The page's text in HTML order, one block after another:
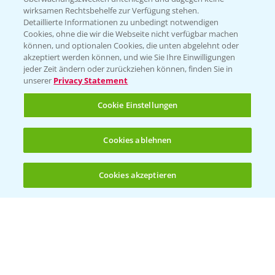
Folgen Sie uns
Allgemeine Nutzungsbedingungen
Datenschutzerklärung
wirksamen Rechtsbehelfe zur Verfügung stehen.
Detaillierte Informationen zu unbedingt notwendigen
Cookies, ohne die wir die Webseite nicht verfügbar machen
können, und optionalen Cookies, die unten abgelehnt oder
akzeptiert werden können, und wie Sie Ihre Einwilligungen
jeder Zeit ändern oder zurückziehen können, finden Sie in
unserer Privacy Statement
Cookie Einstellungen
Cookies ablehnen
Cookies akzeptieren